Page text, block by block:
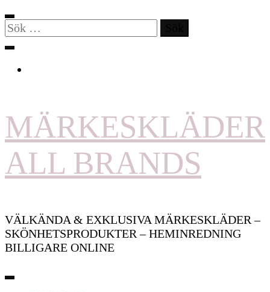
Sök
efter:
MÄRKESKLÄDER
ALL BRANDS
VÄLKÄNDA & EXKLUSIVA MÄRKESKLÄDER –
SKÖNHETSPRODUKTER – HEMINREDNING
BILLIGARE ONLINE